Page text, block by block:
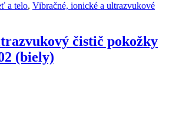
a telo, Vibračné, ionické a ultrazvukové
čistič pokožky
(biely)